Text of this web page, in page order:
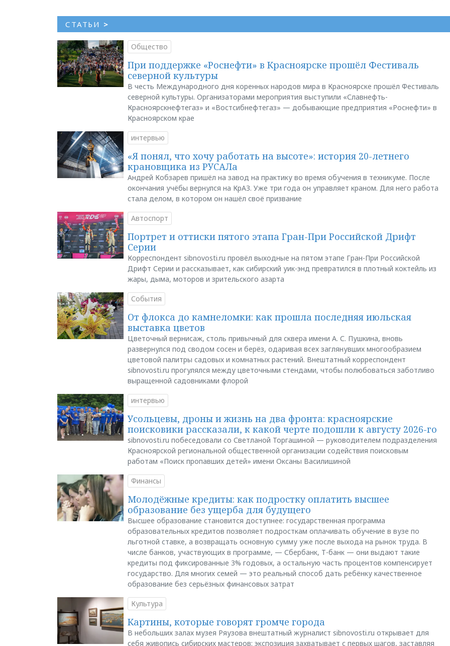
СТАТЬИ >
Общество
При поддержке «Роснефти» в Красноярске прошёл Фестиваль
северной культуры
В честь Международного дня коренных народов мира в Красноярске прошёл Фестиваль
северной культуры. Организаторами мероприятия выступили «Славнефть-
Красноярскнефтегаз» и «Востсибнефтегаз» — добывающие предприятия «Роснефти» в
Красноярском крае
интервью
«Я понял, что хочу работать на высоте»: история 20-летнего
крановщика из РУСАЛа
Андрей Кобзарев пришёл на завод на практику во время обучения в техникуме. После
окончания учёбы вернулся на КрАЗ. Уже три года он управляет краном. Для него работа
стала делом, в котором он нашёл своё призвание
Автоспорт
Портрет и оттиски пятого этапа Гран-При Российской Дрифт
Серии
Корреспондент sibnovosti.ru провёл выходные на пятом этапе Гран-При Российской
Дрифт Серии и рассказывает, как сибирский уик-энд превратился в плотный коктейль из
жары, дыма, моторов и зрительского азарта
События
От флокса до камнеломки: как прошла последняя июльская
выставка цветов
Цветочный вернисаж, столь привычный для сквера имени А. С. Пушкина, вновь
развернулся под сводом сосен и берёз, одаривая всех заглянувших многообразием
цветовой палитры садовых и комнатных растений. Внештатный корреспондент
sibnovosti.ru прогулялся между цветочными стендами, чтобы полюбоваться заботливо
выращенной садовниками флорой
интервью
Усольцевы, дроны и жизнь на два фронта: красноярские
поисковики рассказали, к какой черте подошли к августу 2026-го
sibnovosti.ru побеседовали со Светланой Торгашиной — руководителем подразделения
Красноярской региональной общественной организации содействия поисковым
работам «Поиск пропавших детей» имени Оксаны Василишиной
Финансы
Молодёжные кредиты: как подростку оплатить высшее
образование без ущерба для будущего
Высшее образование становится доступнее: государственная программа
образовательных кредитов позволяет подросткам оплачивать обучение в вузе по
льготной ставке, а возвращать основную сумму уже после выхода на рынок труда. В
числе банков, участвующих в программе, — Сбербанк, Т-банк — они выдают такие
кредиты под фиксированные 3% годовых, а остальную часть процентов компенсирует
государство. Для многих семей — это реальный способ дать ребёнку качественное
образование без серьёзных финансовых затрат
Культура
Картины, которые говорят громче города
В небольших залах музея Ряузова внештатный журналист sibnovosti.ru открывает для
себя живопись сибирских мастеров: экспозиция захватывает с первых шагов, заставляя